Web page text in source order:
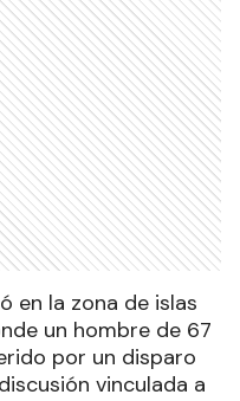
en la zona de islas
un hombre de 67
por un disparo
vinculada a